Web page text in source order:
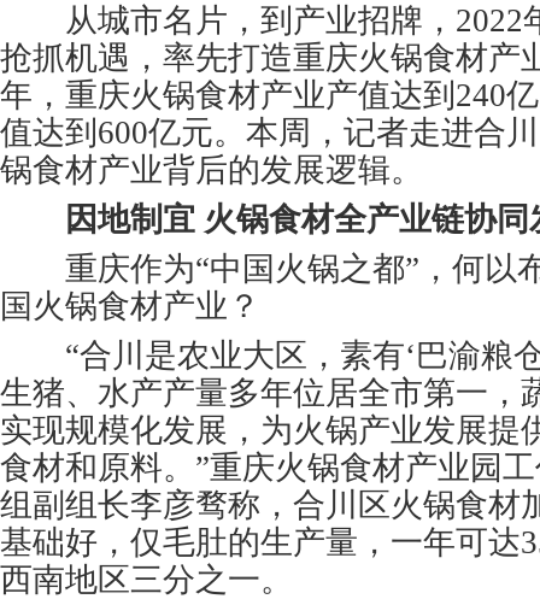
从城市名片，到产业招牌，2022
抢抓机遇，率先打造重庆火锅食材产
年，重庆火锅食材产业产值达到240
值达到600亿元。本周，记者走进合
锅食材产业背后的发展逻辑。
因地制宜 火锅食材全产业链协同
重庆作为“中国火锅之都”，何以
国火锅食材产业？
“合川是农业大区，素有‘巴渝粮
生猪、水产产量多年位居全市第一，
实现规模化发展，为火锅产业发展提
食材和原料。”重庆火锅食材产业园
组副组长李彦骛称，合川区火锅食材
基础好，仅毛肚的生产量，一年可达
西南地区三分之一。